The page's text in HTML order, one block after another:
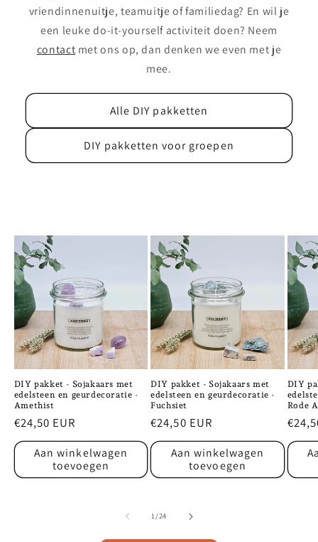
vriendinnenuitje, teamuitje of familiedag? En wil je
een leuke do-it-yourself activiteit doen? Neem
contact met ons op, dan denken we even met je
mee.
Alle DIY pakketten
DIY pakketten voor groepen
DIY pakket - Sojakaars met
edelsteen en geurdecoratie -
Amethist
Normale
prijs
€24,50 EUR
Aan winkelwagen
toevoegen
DIY pakket - Sojakaars met
edelsteen en geurdecoratie -
Fuchsiet
Normale
prijs
€24,50 EUR
Aan winkelwagen
toevoegen
DIY
Rode
prijs
1/van
24